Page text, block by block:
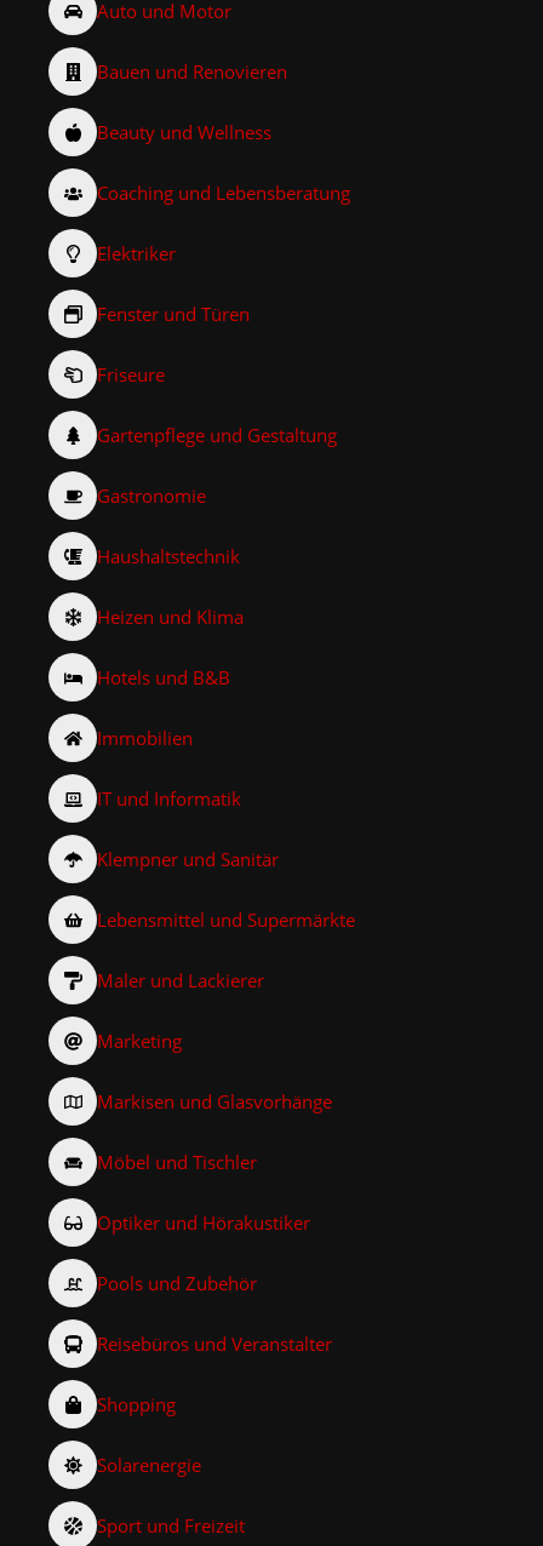
Auto und Motor
Bauen und Renovieren
Beauty und Wellness
Coaching und Lebensberatung
Elektriker
Fenster und Türen
Friseure
Gartenpflege und Gestaltung
Gastronomie
Haushaltstechnik
Heizen und Klima
Hotels und B&B
Immobilien
IT und Informatik
Klempner und Sanitär
Lebensmittel und Supermärkte
Maler und Lackierer
Marketing
Markisen und Glasvorhänge
Möbel und Tischler
Optiker und Hörakustiker
Pools und Zubehör
Reisebüros und Veranstalter
Shopping
Solarenergie
Sport und Freizeit